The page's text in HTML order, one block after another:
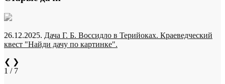
26.12.2025. Дача Г. Б. Воссидло в Терийоках. Краеведческий
квест "Найди дачу по картинке".
❮ ❯
1 / 7